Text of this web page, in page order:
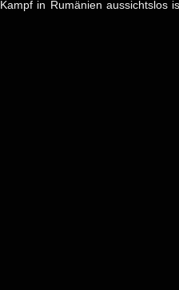
in Rumänien aussichtslos